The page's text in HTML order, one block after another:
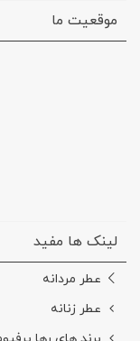
موقعیت ما
لینک ها مفید
عطر مردانه
عطر زنانه